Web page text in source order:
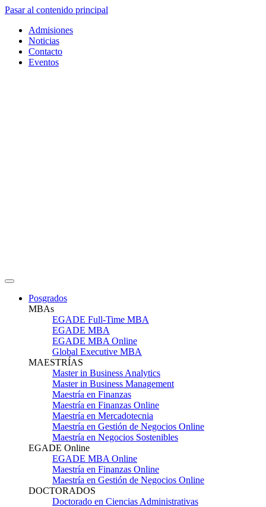
Pasar al contenido principal
Admisiones
Noticias
Contacto
Eventos
Posgrados
MBAs
EGADE Full-Time MBA
EGADE MBA
EGADE MBA Online
Global Executive MBA
MAESTRÍAS
Master in Business Analytics
Master in Business Management
Maestría en Finanzas
Maestría en Finanzas Online
Maestría en Mercadotecnia
Maestría en Gestión de Negocios Online
Maestría en Negocios Sostenibles
EGADE Online
EGADE MBA Online
Maestría en Finanzas Online
Maestría en Gestión de Negocios Online
DOCTORADOS
Doctorado en Ciencias Administrativas